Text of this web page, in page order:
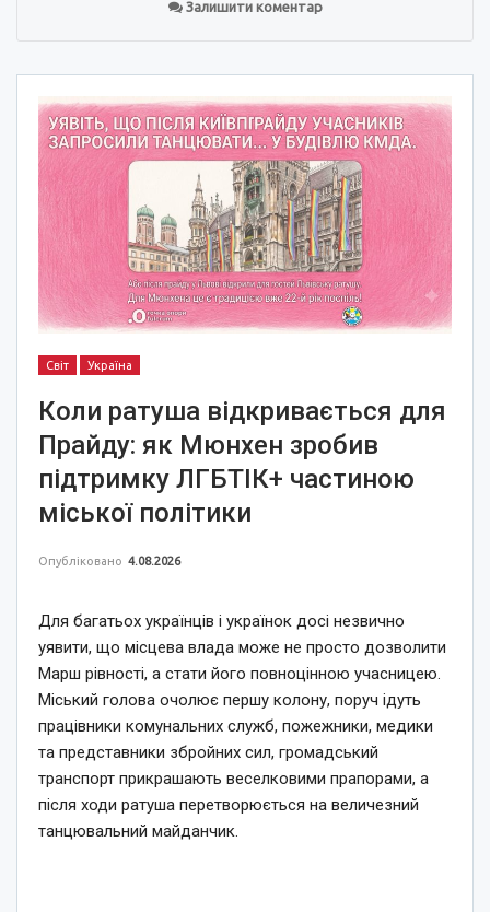
Залишити коментар
Світ Україна
Коли ратуша відкривається для
Прайду: як Мюнхен зробив
підтримку ЛГБТІК+ частиною
міської політики
Опубліковано 4.08.2026
Для багатьох українців і українок досі незвично
уявити, що місцева влада може не просто дозволити
Марш рівності, а стати його повноцінною учасницею.
Міський голова очолює першу колону, поруч ідуть
працівники комунальних служб, пожежники, медики
та представники збройних сил, громадський
транспорт прикрашають веселковими прапорами, а
після ходи ратуша перетворюється на величезний
танцювальний майданчик.